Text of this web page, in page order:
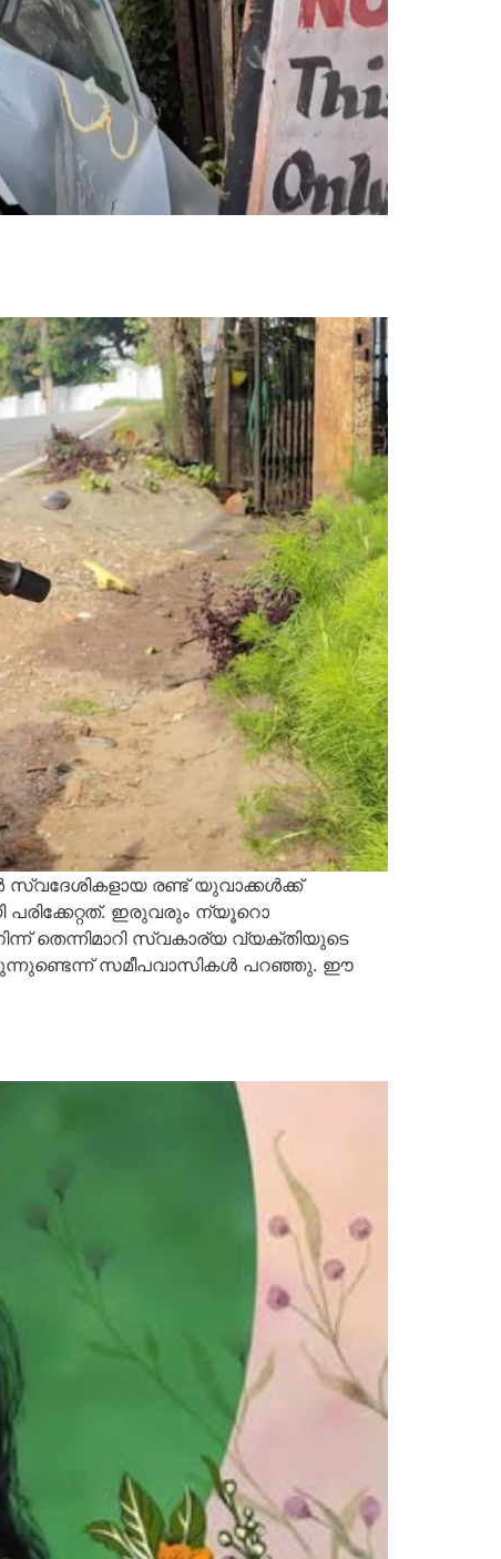
രണ്ട് യുവാക്കൾക്ക്
പരിക്കേറ്റത്. ഇരുവരും ന്യൂറൊ
തെന്നിമാറി സ്വകാര്യ വ്യക്തിയുടെ
സമീപവാസികൾ പറഞ്ഞു. ഈ